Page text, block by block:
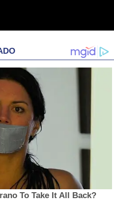
To Take It All Back?